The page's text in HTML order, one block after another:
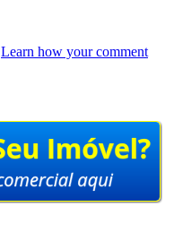
Learn how your comment